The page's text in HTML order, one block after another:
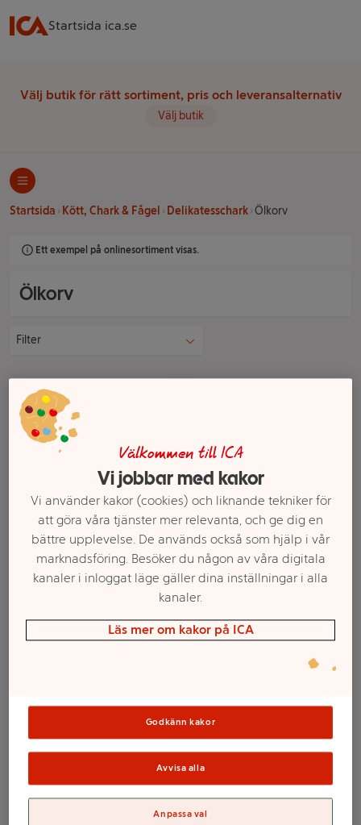
Startsida ica.se
Välj butik för rätt sortiment, pris och leveransalternativ
Välj butik
Startsida Kött, Chark & Fågel Delikatesschark Ölkorv
Ett exempel på onlinesortiment visas.
Ölkorv
Filter
Ölkorv snacks Chili 60g
Härryda Karlsson
Välj butik
Ölkorv Red Devil 50g
Ridderheims
Välj butik
Välkommen till ICA
Vi jobbar med kakor
Vi använder kakor (cookies) och liknande tekniker för
att göra våra tjänster mer relevanta, och ge dig en
bättre upplevelse. De används också som hjälp i vår
marknadsföring. Besöker du någon av våra digitala
kanaler i inloggat läge gäller dina inställningar i alla
kanaler.
Läs mer om kakor på ICA
Godkänn kakor
Avvisa alla
Anpassa val